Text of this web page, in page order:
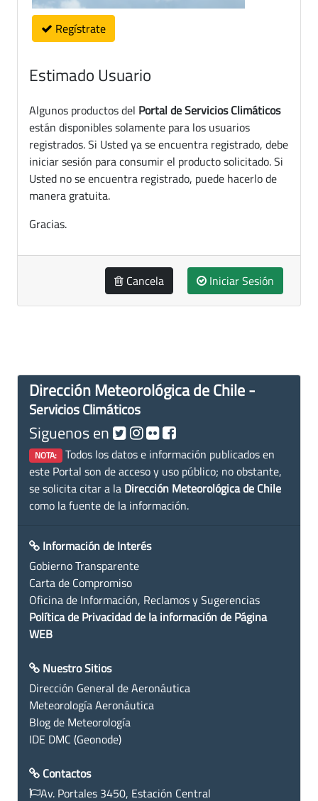
Regístrate
Estimado Usuario
Algunos productos del Portal de Servicios Climáticos
están disponibles solamente para los usuarios
registrados. Si Usted ya se encuentra registrado, debe
iniciar sesión para consumir el producto solicitado. Si
Usted no se encuentra registrado, puede hacerlo de
manera gratuita.
Gracias.
Cancela Iniciar Sesión
Dirección Meteorológica de Chile -
Servicios Climáticos
Siguenos en
NOTA: Todos los datos e información publicados en
este Portal son de acceso y uso público; no obstante,
se solicita citar a la Dirección Meteorológica de Chile
como la fuente de la información.
Información de Interés
Gobierno Transparente
Carta de Compromiso
Oficina de Información, Reclamos y Sugerencias
Política de Privacidad de la información de Página
WEB
Nuestro Sitios
Dirección General de Aeronáutica
Meteorología Aeronáutica
Blog de Meteorología
IDE DMC (Geonode)
Contactos
Av. Portales 3450, Estación Central